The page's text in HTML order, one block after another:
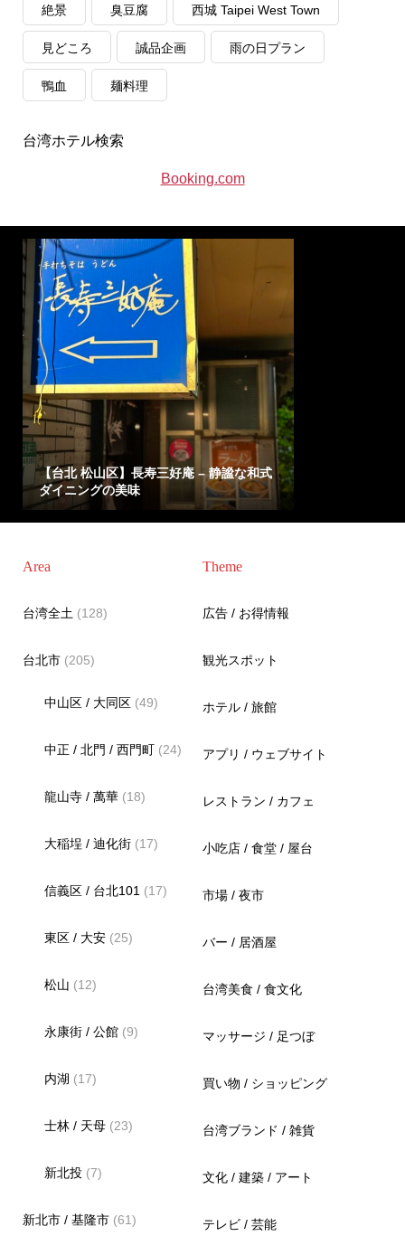
絶景 臭豆腐 西城 Taipei West Town
見どころ 誠品企画 雨の日プラン
鴨血 麺料理
台湾ホテル検索
Booking.com
【台北 松山区】長寿三好庵 – 静謐な和式
ダイニングの美味
Area
台湾全土 (128)
台北市(205)
中山区 / 大同区 (49)
中正 / 北門 / 西門町 (24)
龍山寺 / 萬華 (18)
大稲埕 / 迪化街 (17)
信義区 / 台北101 (17)
東区 / 大安 (25)
松山 (12)
永康街 / 公館 (9)
内湖 (17)
士林 / 天母 (23)
新北投 (7)
新北市 / 基隆市(61)
Theme
広告 / お得情報
観光スポット
ホテル / 旅館
アプリ / ウェブサイト
レストラン / カフェ
小吃店 / 食堂 / 屋台
市場 / 夜市
バー / 居酒屋
台湾美食 / 食文化
マッサージ / 足つぼ
買い物 / ショッピング
台湾ブランド / 雑貨
文化 / 建築 / アート
テレビ / 芸能